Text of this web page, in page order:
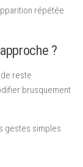
répétée
?
reste
brusquement
gestes simples